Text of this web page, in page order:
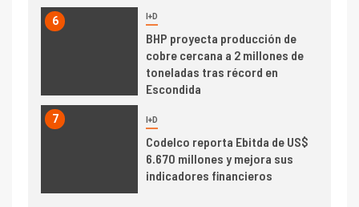
6 I+D
BHP proyecta producción de
cobre cercana a 2 millones de
toneladas tras récord en
Escondida
7 I+D
Codelco reporta Ebitda de US$
6.670 millones y mejora sus
indicadores financieros